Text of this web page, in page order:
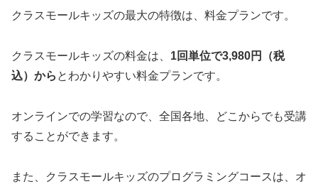
クラスモールキッズの最大の特徴は、料金プランです。
クラスモールキッズの料金は、 1回単位で3,980円（税
込）から とわかりやすい料金プランです。
オンラインでの学習なので、全国各地、どこからでも受講
することができます。
また、クラスモールキッズのプログラミングコースは、オ